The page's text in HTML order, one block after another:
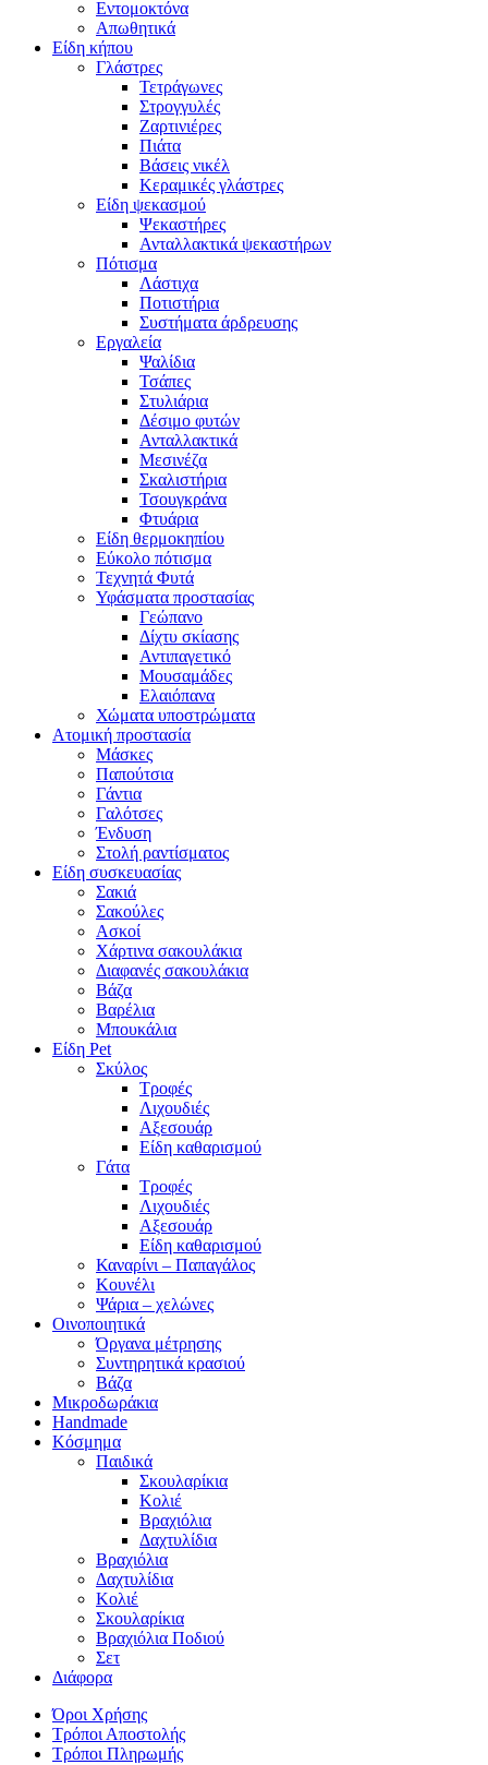
Εντομοκτόνα
Απωθητικά
Είδη κήπου
Γλάστρες
Τετράγωνες
Στρογγυλές
Ζαρτινιέρες
Πιάτα
Βάσεις νικέλ
Κεραμικές γλάστρες
Είδη ψεκασμού
Ψεκαστήρες
Ανταλλακτικά ψεκαστήρων
Πότισμα
Λάστιχα
Ποτιστήρια
Συστήματα άρδρευσης
Εργαλεία
Ψαλίδια
Τσάπες
Στυλιάρια
Δέσιμο φυτών
Ανταλλακτικά
Μεσινέζα
Σκαλιστήρια
Τσουγκράνα
Φτυάρια
Είδη θερμοκηπίου
Εύκολο πότισμα
Τεχνητά Φυτά
Υφάσματα προστασίας
Γεώπανο
Δίχτυ σκίασης
Αντιπαγετικό
Μουσαμάδες
Ελαιόπανα
Χώματα υποστρώματα
Ατομική προστασία
Μάσκες
Παπούτσια
Γάντια
Γαλότσες
Ένδυση
Στολή ραντίσματος
Είδη συσκευασίας
Σακιά
Σακούλες
Ασκοί
Χάρτινα σακουλάκια
Διαφανές σακουλάκια
Βάζα
Βαρέλια
Μπουκάλια
Είδη Pet
Σκύλος
Τροφές
Λιχουδιές
Αξεσουάρ
Είδη καθαρισμού
Γάτα
Τροφές
Λιχουδιές
Αξεσουάρ
Είδη καθαρισμού
Καναρίνι – Παπαγάλος
Κουνέλι
Ψάρια – χελώνες
Οινοποιητικά
Όργανα μέτρησης
Συντηρητικά κρασιού
Βάζα
Μικροδωράκια
Handmade
Κόσμημα
Παιδικά
Σκουλαρίκια
Κολιέ
Βραχιόλια
Δαχτυλίδια
Βραχιόλια
Δαχτυλίδια
Κολιέ
Σκουλαρίκια
Βραχιόλια Ποδιού
Σετ
Διάφορα
Όροι Χρήσης
Τρόποι Αποστολής
Τρόποι Πληρωμής